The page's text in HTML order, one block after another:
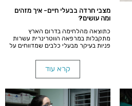
מצבי חרדה בבעלי חיים- איך מזהים
ומה עושים?
כתוצאה מהלחימה בדרום הארץ
מתקבלות במרפאה הווטרינרית עשרות
פניות בעיקר מבעלי כלבים שמדווחים על
למפות את סימני החרדה ואיך לטפל
קרא עוד